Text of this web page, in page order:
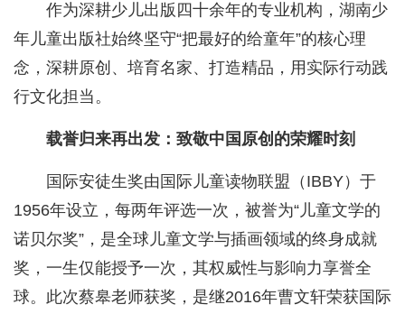
作为深耕少儿出版四十余年的专业机构，湖南少
年儿童出版社始终坚守“把最好的给童年”的核心理
念，深耕原创、培育名家、打造精品，用实际行动践
行文化担当。
载誉归来再出发：致敬中国原创的荣耀时刻
国际安徒生奖由国际儿童读物联盟（IBBY）于
1956年设立，每两年评选一次，被誉为“儿童文学的
诺贝尔奖”，是全球儿童文学与插画领域的终身成就
奖，一生仅能授予一次，其权威性与影响力享誉全
球。此次蔡皋老师获奖，是继2016年曹文轩荣获国际